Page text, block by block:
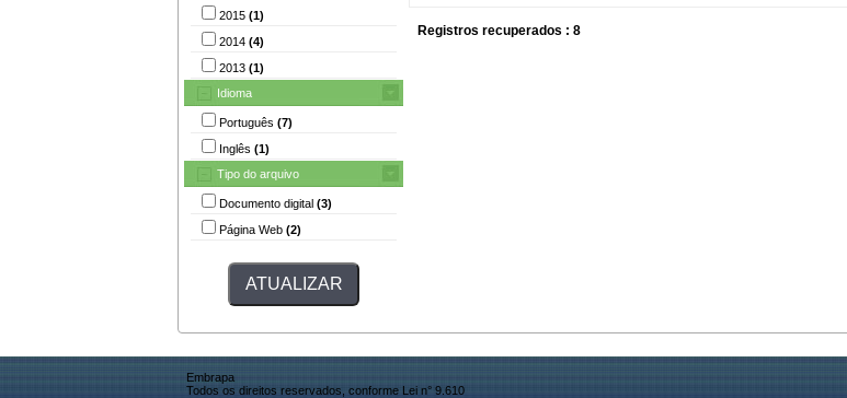
2015 (1)
2014 (4)
2013 (1)
Idioma
Português (7)
Inglês (1)
Tipo do arquivo
Documento digital (3)
Página Web (2)
Registros recuperados : 8
Embrapa
Todos os direitos reservados, conforme Lei n° 9.610